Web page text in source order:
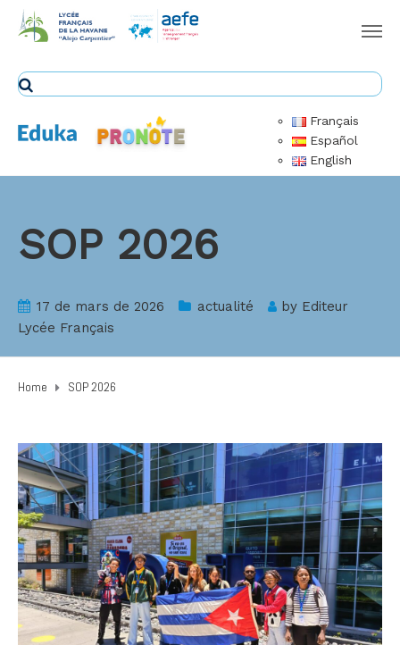
Français
Español
English
SOP 2026
17 de mars de 2026 actualité by Editeur
Lycée Français
Home SOP 2026